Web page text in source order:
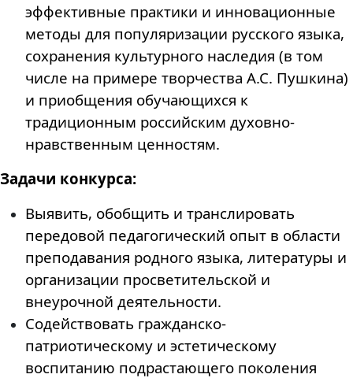
эффективные практики и инновационные
методы для популяризации русского языка,
сохранения культурного наследия (в том
числе на примере творчества А.С. Пушкина)
и приобщения обучающихся к
традиционным российским духовно-
нравственным ценностям.
Задачи конкурса:
Выявить, обобщить и транслировать
передовой педагогический опыт в области
преподавания родного языка, литературы и
организации просветительской и
внеурочной деятельности.
Содействовать гражданско-
патриотическому и эстетическому
воспитанию подрастающего поколения